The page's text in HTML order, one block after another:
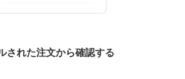
された注文から確認する